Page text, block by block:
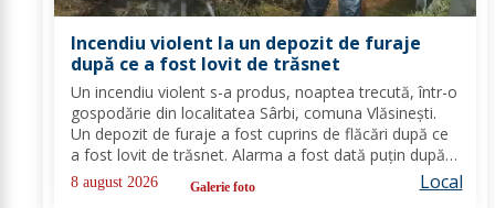
Incendiu violent la un depozit de furaje
după ce a fost lovit de trăsnet
Un incendiu violent s-a produs, noaptea trecută, într-o
gospodărie din localitatea Sârbi, comuna Vlăsinești.
Un depozit de furaje a fost cuprins de flăcări după ce
a fost lovit de trăsnet. Alarma a fost dată puțin după
ora 22:00. La caz s-au deplasat, în cel mai scurt timp,
pompierii din cadrul...
8 august 2026 Galerie foto Local